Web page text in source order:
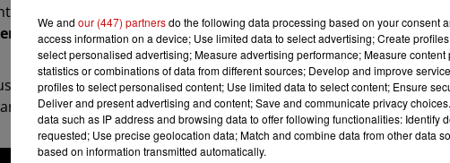
les cancers... Une lutte de chaque instant. A Dannemarie,
, course au profit des malades et des familles atteints
circuits, est organisée par une association de bénévoles
le startings blocks pour accueillir les coureurs dimanche
We and our (447) partnersdo the following data processing based on your consent
access information on a device; Use limited data to select advertising; Create
select personalised advertising; Measure advertising performance; Measure
statistics or combinations of data from different sources; Develop and improve
profiles to select personalised content; Use limited data to select content; Ensure
Deliver and present advertising and content; Save and communicate privacy
data such as IP address and browsing data to offer following functionalities: Identify
requested; Use precise geolocation data; Match and combine data from other data
based on information transmitted automatically.